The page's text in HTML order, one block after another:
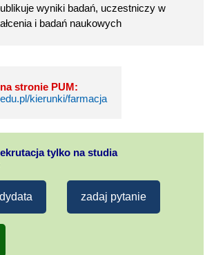
wyniki badań, uczestniczy w
i badań naukowych
stronie PUM:
kierunki/farmacja
tylko na studia
zadaj pytanie